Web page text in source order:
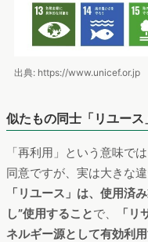
出典: https://www.unicef.or.jp
似たもの同士「リユー
「再利用」という意味で
同意ですが、実は大きな違
「リユース」は、使用済
し”使用することで、
「
ネルギー源として有効利